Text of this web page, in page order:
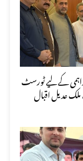
کے لیے ٹورسٹ
ملک عدیل اقبال